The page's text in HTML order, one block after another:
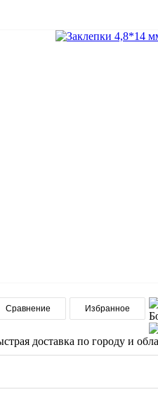
Сравнение Избранное
доставка по городу и